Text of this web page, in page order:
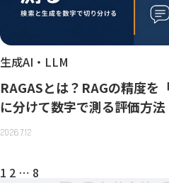
生成AI・LLM
RAGASとは？RAGの精度を
に分けて数字で測る評価方法
2026.7.12
投
1 2 ⋯ 8